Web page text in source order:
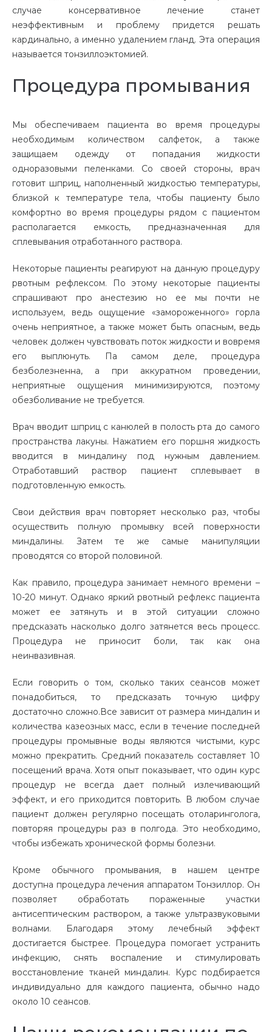
случае консервативное лечение станет
неэффективным и проблему придется решать
кардинально, а именно удалением гланд. Эта операция
называется тонзиллоэктомией.
Процедура промывания
Мы обеспечиваем пациента во время процедуры
необходимым количеством салфеток, а также
защищаем одежду от попадания жидкости
одноразовыми пеленками. Со своей стороны, врач
готовит шприц, наполненный жидкостью температуры,
близкой к температуре тела, чтобы пациенту было
комфортно во время процедуры рядом с пациентом
располагается емкость, предназначенная для
сплевывания отработанного раствора.
Некоторые пациенты реагируют на данную процедуру
рвотным рефлексом. По этому некоторые пациенты
спрашивают про анестезию
но ее мы почти не
используем, ведь ощущение «замороженного» горла
очень неприятное, а также может быть опасным, ведь
человек должен чувствовать поток жидкости и вовремя
его выплюнуть. Па самом деле, процедура
безболезненна, а при аккуратном проведении,
неприятные ощущения минимизируются, поэтому
обезболивание не требуется.
Врач вводит шприц с канюлей в полость рта до самого
пространства лакуны. Нажатием его поршня жидкость
вводится в миндалину под нужным давлением.
Отработавший раствор пациент сплевывает в
подготовленную емкость.
Свои действия врач повторяет несколько раз, чтобы
осуществить полную промывку всей поверхности
миндалины. Затем те же самые манипуляции
проводятся со второй половиной.
Как правило, процедура занимает немного времени –
10-20 минут. Однако яркий рвотный рефлекс пациента
может ее затянуть и в этой ситуации сложно
предсказать насколько долго затянется весь процесс.
Процедура не приносит боли, так как она
неинвазивная.
Если говорить о том, сколько таких сеансов может
понадобиться, то предсказать точную цифру
достаточно сложно.Все зависит от размера миндалин и
количества казеозных масс, если в течение последней
процедуры промывные воды являются чистыми, курс
можно прекратить. Средний показатель составляет 10
посещений врача. Хотя опыт показывает, что один курс
процедур не всегда дает полный излечивающий
эффект, и его приходится повторить. В любом случае
пациент должен регулярно посещать отоларинголога,
повторяя процедуры раз в полгода. Это необходимо,
чтобы избежать хронической формы болезни.
Кроме обычного промывания, в нашем центре
доступна процедура лечения аппаратом Тонзиллор. Он
позволяет обработать пораженные участки
антисептическим раствором, а также ультразвуковыми
волнами. Благодаря этому лечебный эффект
достигается быстрее. Процедура помогает устранить
инфекцию, снять воспаление и стимулировать
восстановление тканей миндалин. Курс подбирается
индивидуально для каждого пациента, обычно надо
около 10 сеансов.